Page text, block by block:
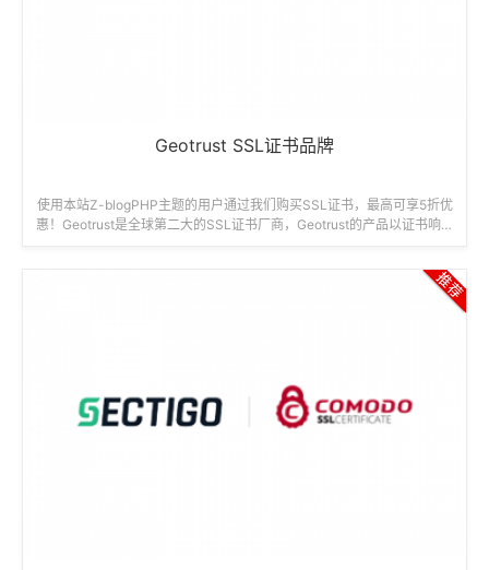
Geotrust SSL证书品牌
使用本站Z-blogPHP主题的用户通过我们购买SSL证书，最高可享5折优
惠！Geotrust是全球第二大的SSL证书厂商，Geotrust的产品以证书响应